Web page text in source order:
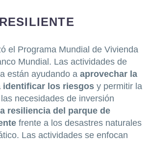
el Programa Mundial de Vivienda
Mundial. Las actividades de
están ayudando a aprovechar la
identificar los riesgos y permitir la
necesidades de inversión
resiliencia del parque de
frente a los desastres naturales
Las actividades se enfocan